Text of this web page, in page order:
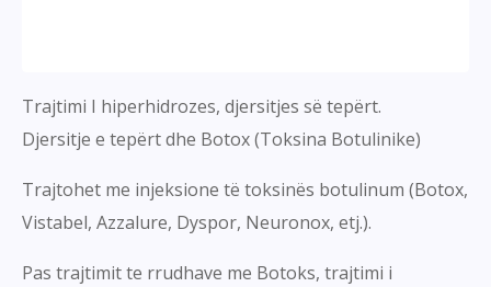
Trajtimi I hiperhidrozes, djersitjes së tepërt.
Djersitje e tepërt dhe Botox (Toksina Botulinike)
Trajtohet me injeksione të toksinës botulinum (Botox,
Vistabel, Azzalure, Dyspor, Neuronox, etj.).
Pas trajtimit te rrudhave me Botoks, trajtimi i